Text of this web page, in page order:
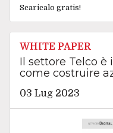
Scaricalo gratis!
WHITE PAPER
Il settore Telco è
come costruire
03 Lug 2023